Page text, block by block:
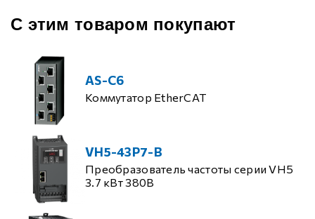
С этим товаром покупают
AS-C6
Коммутатор EtherCAT
VH5-43P7-B
Преобразователь частоты серии VH5
3.7 кВт 380В